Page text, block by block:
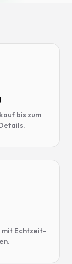
bis zum
mit Echtzeit-